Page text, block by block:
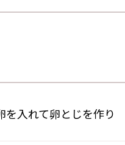
入れて卵とじを作り